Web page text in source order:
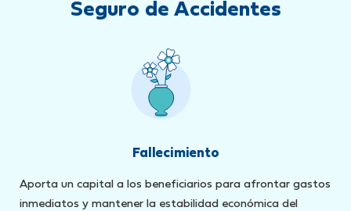
Seguro de Accidentes
Fallecimiento
Aporta un capital a los beneficiarios para afrontar gastos
inmediatos y mantener la estabilidad económica del